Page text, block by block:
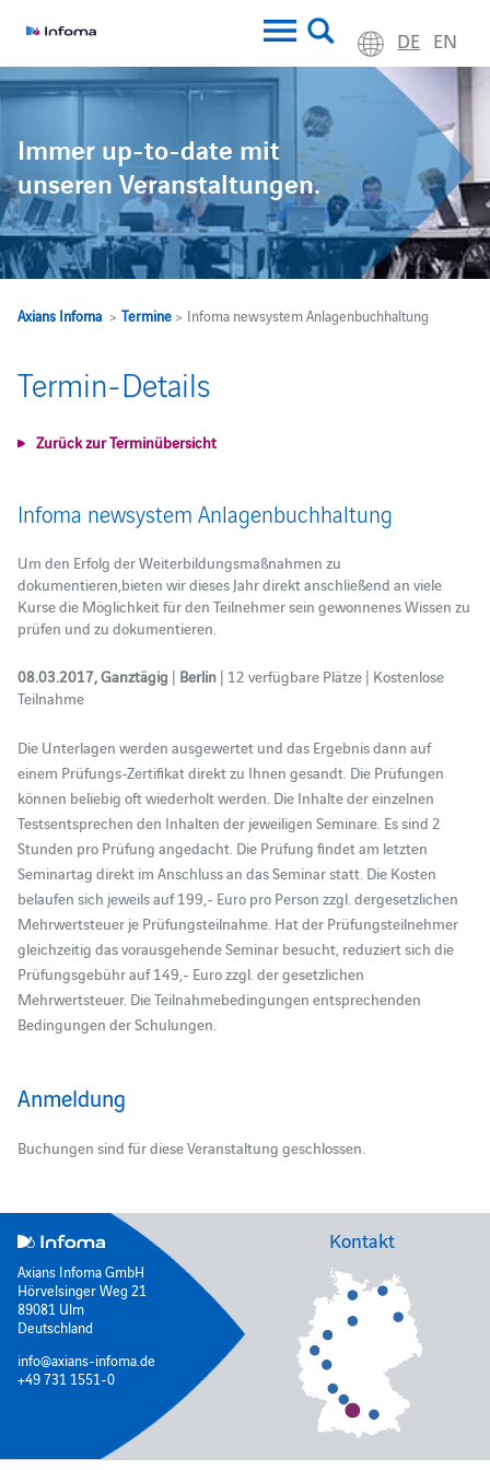
DE EN
Immer up-to-date mit
unseren Veranstaltungen.
Axians Infoma> Termine> Infoma newsystem Anlagenbuchhaltung
Termin-Details
Zurück zur Terminübersicht
Infoma newsystem Anlagenbuchhaltung
Um den Erfolg der Weiterbildungsmaßnahmen zu
dokumentieren,bieten wir dieses Jahr direkt anschließend an viele
Kurse die Möglichkeit für den Teilnehmer sein gewonnenes Wissen zu
prüfen und zu dokumentieren.
08.03.2017, Ganztägig | Berlin | 12 verfügbare Plätze | Kostenlose
Teilnahme
Die Unterlagen werden ausgewertet und das Ergebnis dann auf
einem Prüfungs-Zertifikat direkt zu Ihnen gesandt. Die Prüfungen
können beliebig oft wiederholt werden. Die Inhalte der einzelnen
Testsentsprechen den Inhalten der jeweiligen Seminare. Es sind 2
Stunden pro Prüfung angedacht. Die Prüfung findet am letzten
Seminartag direkt im Anschluss an das Seminar statt. Die Kosten
belaufen sich jeweils auf 199,- Euro pro Person zzgl. dergesetzlichen
Mehrwertsteuer je Prüfungsteilnahme. Hat der Prüfungsteilnehmer
gleichzeitig das vorausgehende Seminar besucht, reduziert sich die
Prüfungsgebühr auf 149,- Euro zzgl. der gesetzlichen
Mehrwertsteuer. Die Teilnahmebedingungen entsprechenden
Bedingungen der Schulungen.
Anmeldung
Buchungen sind für diese Veranstaltung geschlossen.
Axians Infoma GmbH
Hörvelsinger Weg 21
89081 Ulm
Deutschland
info@axians-infoma.de
+49 731 1551-0
Kontakt